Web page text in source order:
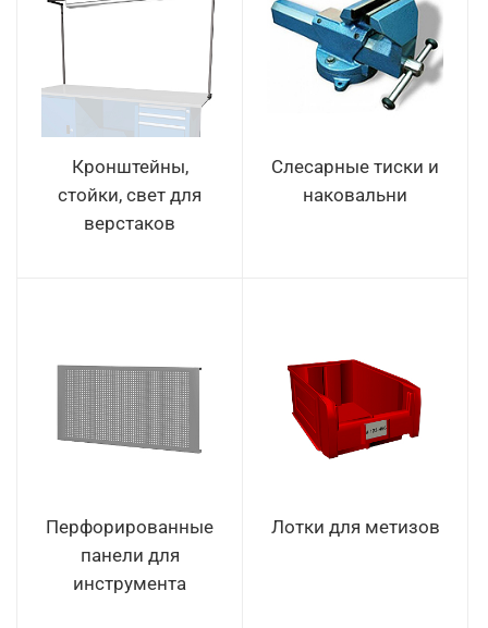
Кронштейны,
стойки, свет для
верстаков
Слесарные тиски и
наковальни
Перфорированные
панели для
инструмента
Лотки для метизов